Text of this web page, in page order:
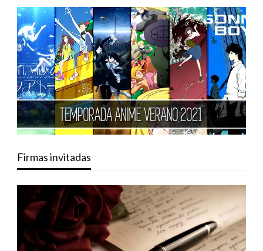
Firmas invitadas